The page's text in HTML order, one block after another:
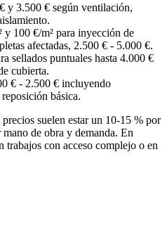
y 3.500 € según ventilación,
y 100 €/m² para inyección de
afectadas, 2.500 € - 5.000 €.
sellados puntuales hasta 4.000 €
cubierta.
€ - 2.500 € incluyendo
básica.
suelen estar un 10-15 % por
de obra y demanda. En
trabajos con acceso complejo o en